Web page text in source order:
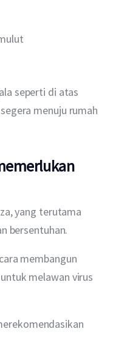
seperti di atas
menuju rumah
yang terutama
bersentuhan.
membangun
melawan virus